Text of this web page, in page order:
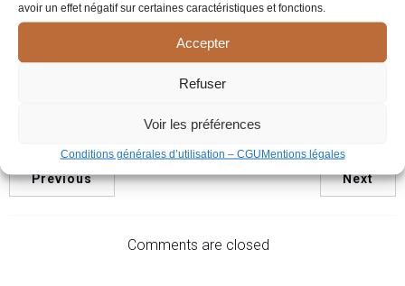
avoir un effet négatif sur certaines caractéristiques et fonctions.
Accepter
Refuser
Voir les préférences
Conditions générales d’utilisation – CGUMentions légales
Vous souffrez et vivez difficilement une étape de votre vie :
Elle permet aussi d’être écouté sans jugement, sans enjeux
de pouvoir, sans crainte de blesser l’autre.
Previous Next
Comments are closed